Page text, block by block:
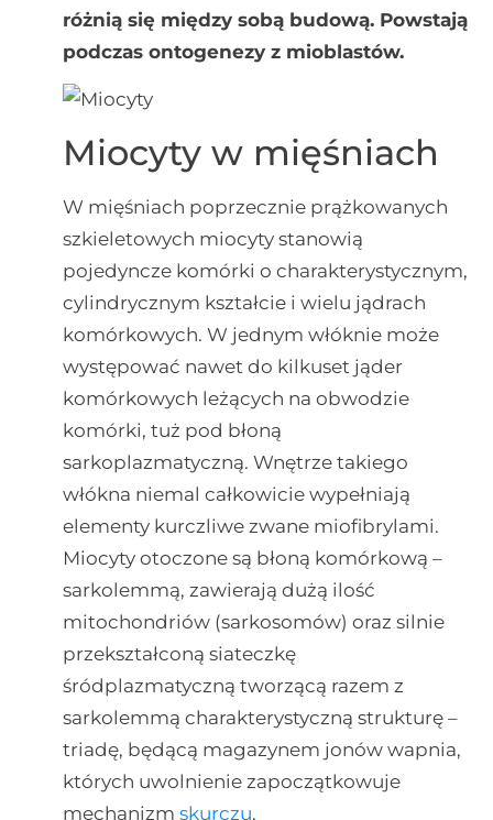
różnią się między sobą budową. Powstają
podczas ontogenezy z mioblastów.
Miocyty w mięśniach
W mięśniach poprzecznie prążkowanych
szkieletowych miocyty stanowią
pojedyncze komórki o charakterystycznym,
cylindrycznym kształcie i wielu jądrach
komórkowych. W jednym włóknie może
występować nawet do kilkuset jąder
komórkowych leżących na obwodzie
komórki, tuż pod błoną
sarkoplazmatyczną. Wnętrze takiego
włókna niemal całkowicie wypełniają
elementy kurczliwe zwane miofibrylami.
Miocyty otoczone są błoną komórkową –
sarkolemmą, zawierają dużą ilość
mitochondriów (sarkosomów) oraz silnie
przekształconą siateczkę
śródplazmatyczną tworzącą razem z
sarkolemmą charakterystyczną strukturę –
triadę, będącą magazynem jonów wapnia,
których uwolnienie zapoczątkowuje
mechanizm skurczu.